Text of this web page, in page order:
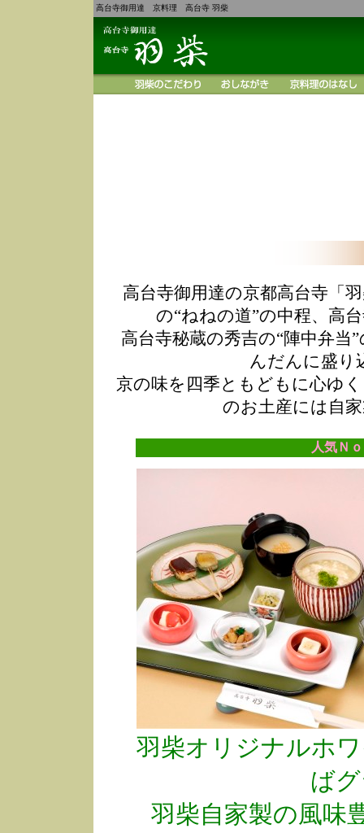
高台寺御用達 京料理 高台寺 羽柴
高台寺御用達の京都高台寺「
の“ねねの道”の中程、高
高台寺秘蔵の秀吉の“陣中弁
んだんに盛り
京の味を四季ともどもに心ゆ
のお土産には自
人気Ｎ
羽柴オリジナルホ
ば
羽柴自家製の風味